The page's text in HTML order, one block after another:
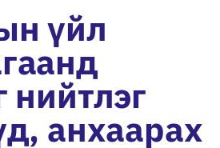
үйл
нийтлэг
анхаарах